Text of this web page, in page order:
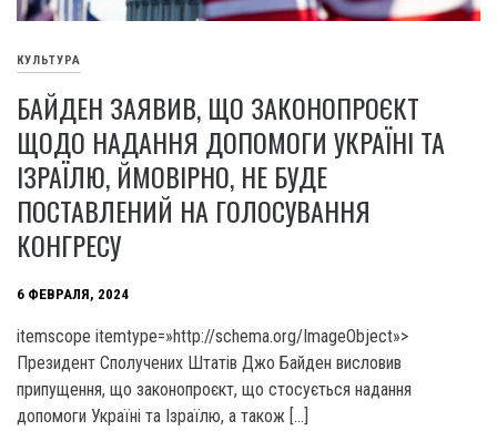
КУЛЬТУРА
БАЙДЕН ЗАЯВИВ, ЩО ЗАКОНОПРОЄКТ
ЩОДО НАДАННЯ ДОПОМОГИ УКРАЇНІ ТА
ІЗРАЇЛЮ, ЙМОВІРНО, НЕ БУДЕ
ПОСТАВЛЕНИЙ НА ГОЛОСУВАННЯ
КОНГРЕСУ
6 ФЕВРАЛЯ, 2024
itemscope itemtype=»http://schema.org/ImageObject»>
Президент Сполучених Штатів Джо Байден висловив
припущення, що законопроєкт, що стосується надання
допомоги Україні та Ізраїлю, а також […]